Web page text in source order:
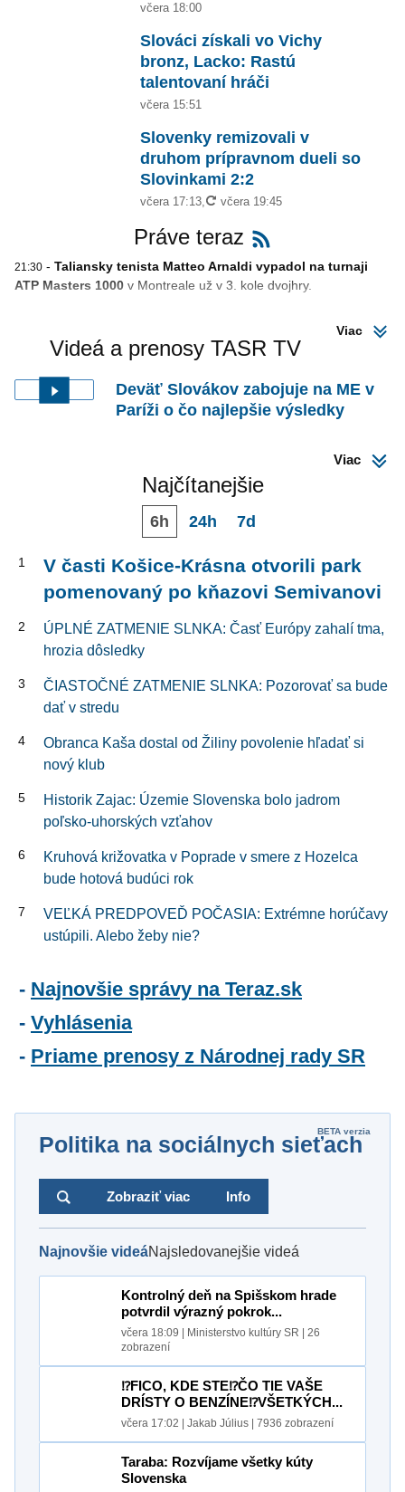
včera 18:00
Slováci získali vo Vichy
bronz, Lacko: Rastú
talentovaní hráči
včera 15:51
Slovenky remizovali v
druhom prípravnom dueli so
Slovinkami 2:2
včera 17:13, aktualizované
včera 19:45
Práve teraz
21:30 - Taliansky tenista Matteo Arnaldi vypadol na turnaji
ATP Masters 1000 v Montreale už v 3. kole dvojhry.
Viac
Videá a prenosy TASR TV
Deväť Slovákov zabojuje na ME v
Paríži o čo najlepšie výsledky
Viac
Najčítanejšie
6h 24h 7d
1
V časti Košice-Krásna otvorili park
pomenovaný po kňazovi Semivanovi
2
ÚPLNÉ ZATMENIE SLNKA: Časť Európy zahalí tma,
hrozia dôsledky
3
ČIASTOČNÉ ZATMENIE SLNKA: Pozorovať sa bude
dať v stredu
4
Obranca Kaša dostal od Žiliny povolenie hľadať si
nový klub
5
Historik Zajac: Územie Slovenska bolo jadrom
poľsko-uhorských vzťahov
6
Kruhová križovatka v Poprade v smere z Hozelca
bude hotová budúci rok
7
VEĽKÁ PREDPOVEĎ POČASIA: Extrémne horúčavy
ustúpili. Alebo žeby nie?
Najnovšie správy na Teraz.sk
Vyhlásenia
Priame prenosy z Národnej rady SR
Politika na sociálnych sieťach
Info
Zobraziť viac
Najnovšie videáNajsledovanejšie videá
Kontrolný deň na Spišskom hrade
potvrdil výrazný pokrok...
včera 18:09 | Ministerstvo kultúry SR | 26
zobrazení
⁉️FICO, KDE STE⁉️ČO TIE VAŠE
DRÍSTY O BENZÍNE⁉️VŠETKÝCH...
včera 17:02 | Jakab Július | 7936 zobrazení
Taraba: Rozvíjame všetky kúty
Slovenska